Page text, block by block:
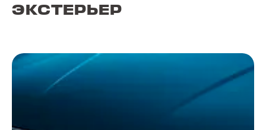
ЭКСТЕРЬЕР